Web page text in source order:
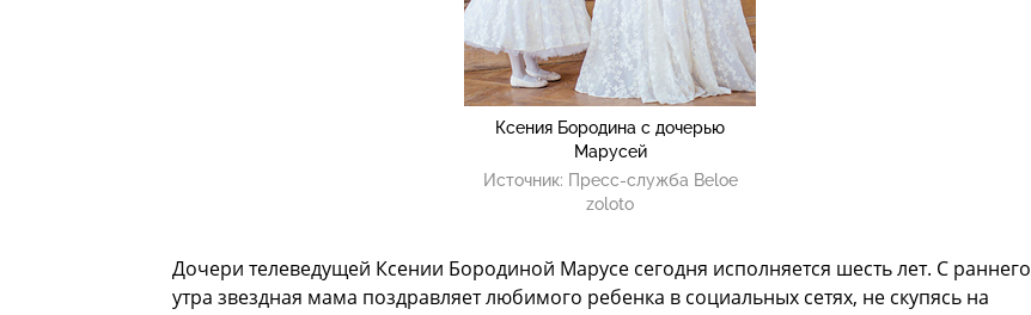
Ксения Бородина с дочерью
Марусей
Источник: Пресс-служба Beloe
zoloto
Дочери телеведущей Ксении Бородиной Марусе сегодня исполняется шесть лет. С раннего
утра звездная мама поздравляет любимого ребенка в социальных сетях, не скупясь на